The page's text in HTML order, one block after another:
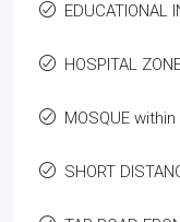
EDUCATIONAL
HOSPITAL
MOSQUE
SHORT